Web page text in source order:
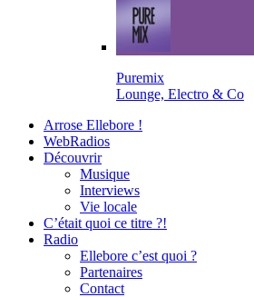
Puremix
Lounge, Electro & Co
Arrose Ellebore !
WebRadios
Découvrir
Musique
Interviews
Vie locale
C’était quoi ce titre ?!
Radio
Ellebore c’est quoi ?
Partenaires
Contact